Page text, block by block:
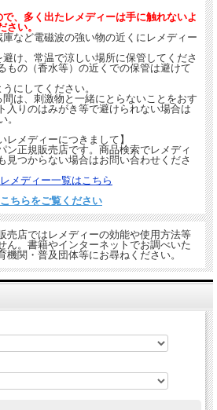
、多く出たレメディーは手に触れないよ
さい。
など電磁波の強い物の近くにレメディー
け、常温で涼しい場所に保管してくださ
もの（香水等）の近くでの保管は避けて
にしてください。
は、刺激物と一緒にとらないことをおす
入りのはみがき等で避けられない場合は
。
レメディーにつきまして】
ン正規販売店です。商品検索でレメディ
見つからない場合はお問い合わせくださ
メディー一覧はこちら
ちらをご覧ください
売店ではレメディーの効能や使用方法等
ん。書籍やインターネットでお調べいた
機関・普及団体等にお尋ねください。